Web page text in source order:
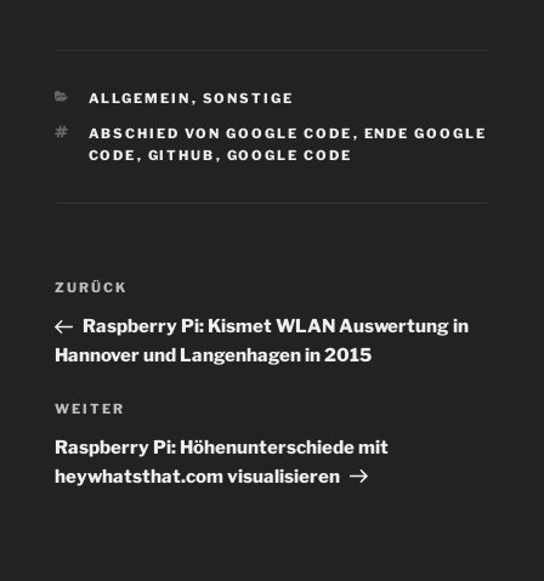
KATEGORIEN
ALLGEMEIN , SONSTIGE
SCHLAGWÖRTER
ABSCHIED VON GOOGLE CODE , ENDE GOOGLE
CODE , GITHUB , GOOGLE CODE
Beitragsnavigation
Vorheriger
Beitrag
ZURÜCK
Raspberry Pi: Kismet WLAN Auswertung in
Hannover und Langenhagen in 2015
Nächster
Beitrag
WEITER
Raspberry Pi: Höhenunterschiede mit
heywhatsthat.com visualisieren